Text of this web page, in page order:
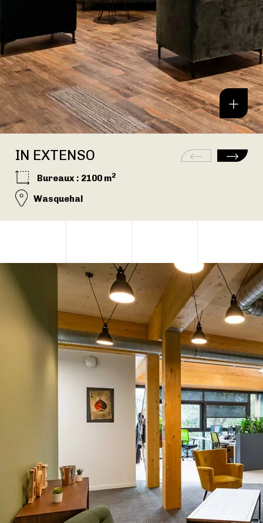
IN EXTENSO
Bureaux: 2100 m2
Wasquehal